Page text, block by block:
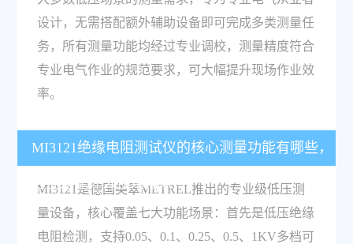
设计，无需搭配额外辅助设备即可完成多类测量任
务，所有测量功能均经过专业调校，测量精度符合
专业电气作业的规范要求，可大幅提升现场作业效
率。
MI3121绝缘电阻测试仪的核心测量功能有哪些，
分别适配什么使用需求？
MI3121是德国美翠METREL推出的专业级低压测
量设备，核心覆盖七大功能场景：首先是低压绝缘
电阻检测，支持0.05、0.1、0.25、0.5、1KV多档可